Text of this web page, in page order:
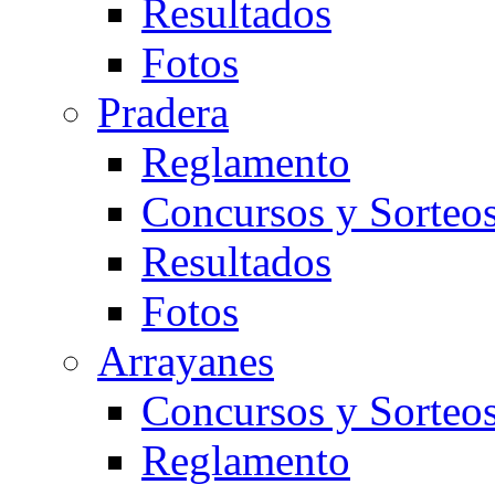
Resultados
Fotos
Pradera
Reglamento
Concursos y
Resultados
Fotos
Arrayanes
Concursos y
Reglamento